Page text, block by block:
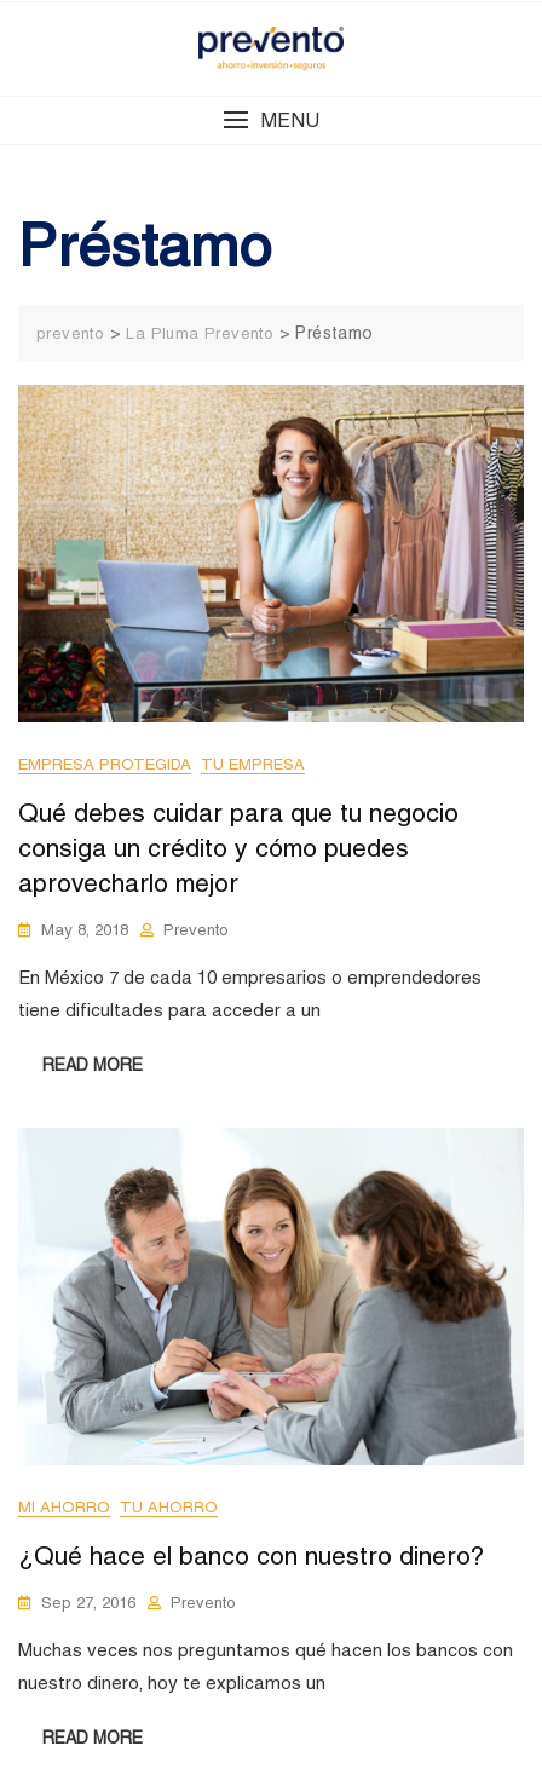
MENU
Préstamo
prevento > La Pluma Prevento > Préstamo
EMPRESA PROTEGIDA TU EMPRESA
Qué debes cuidar para que tu negocio
consiga un crédito y cómo puedes
aprovecharlo mejor
May 8, 2018 Prevento
En México 7 de cada 10 empresarios o emprendedores
tiene dificultades para acceder a un
READ MORE
MI AHORRO TU AHORRO
¿Qué hace el banco con nuestro dinero?
Sep 27, 2016 Prevento
Muchas veces nos preguntamos qué hacen los bancos con
nuestro dinero, hoy te explicamos un
READ MORE